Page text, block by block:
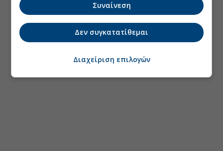
Συναίνεση
Δεν συγκατατίθεμαι
Διαχείριση επιλογών